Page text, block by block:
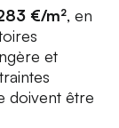
€/m², en
et
doivent être